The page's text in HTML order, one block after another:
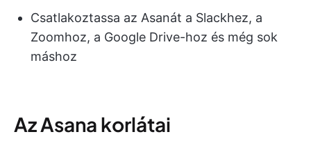
Csatlakoztassa az Asanát a Slackhez, a
Zoomhoz, a Google Drive-hoz és még sok
máshoz
Az Asana korlátai